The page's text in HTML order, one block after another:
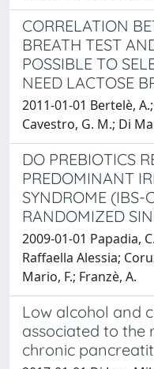
CORRELATION
BREATH TEST
POSSIBLE TO
NEED LACTOSE
2011-01-01 Bertelè,
Cavestro, G. M.; Di
DO PREBIOTICS
PREDOMINANT
SYNDROME (IBS-
RANDOMIZED
2009-01-01 Papadia,
Raffaella Alessia;
Mario, F.; Franzè, A.
Low alcohol and
associated to the
chronic